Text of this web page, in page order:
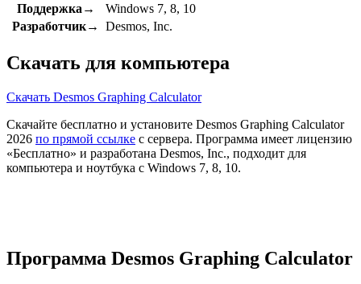
Поддержка→
Windows 7, 8, 10
Разработчик→
Desmos, Inc.
Скачать для компьютера
Скачать Desmos Graphing Calculator
Скачайте бесплатно и установите Desmos Graphing Calculator
2026 по прямой ссылке с сервера. Программа имеет лицензию
«Бесплатно» и разработана Desmos, Inc., подходит для
компьютера и ноутбука с Windows 7, 8, 10.
Программа Desmos Graphing Calculator